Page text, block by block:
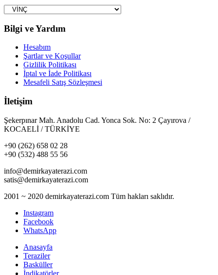
Bilgi ve Yardım
Hesabım
Şartlar ve Koşullar
Gizlilik Politikası
İptal ve İade Politikası
Mesafeli Satış Sözleşmesi
İletişim
Şekerpınar Mah. Anadolu Cad. Yonca Sok. No: 2 Çayırova /
KOCAELİ / TÜRKİYE
+90 (262) 658 02 28
+90 (532) 488 55 56
info@demirkayaterazi.com
satis@demirkayaterazi.com
2001 ~ 2020 demirkayaterazi.com Tüm hakları saklıdır.
Instagram
Facebook
WhatsApp
Anasayfa
Teraziler
Basküller
İndikatörler